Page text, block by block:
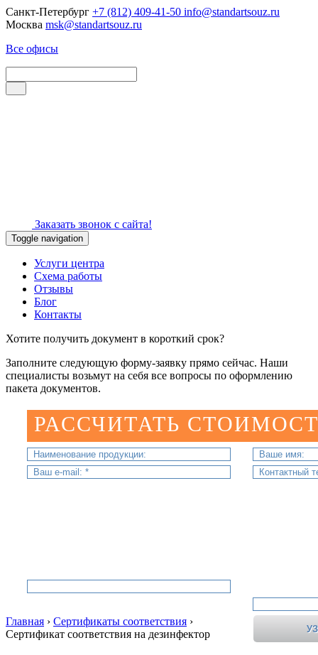
Санкт-Петербург +7 (812) 409-41-50 info@standartsouz.ru
Москва msk@standartsouz.ru
Все офисы
Заказать звонок с сайта!
Toggle navigation
Услуги центра
Схема работы
Отзывы
Блог
Контакты
Хотите получить документ в короткий срок?
Заполните следующую форму-заявку прямо сейчас. Наши
специалисты возьмут на себя все вопросы по оформлению
пакета документов.
РАССЧИТАТЬ
Главная › Сертификаты соответствия ›
Сертификат соответствия на дезинфектор